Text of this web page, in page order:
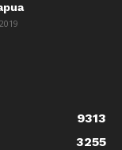
9313
3255